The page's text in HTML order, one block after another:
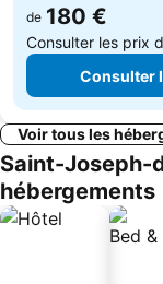
de 180 €
Consulter les prix
Consulter
Voir tous les
Saint-Joseph-
hébergements